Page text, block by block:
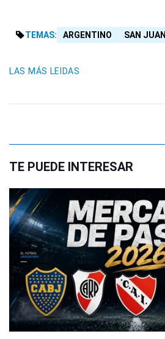
TEMAS: ARGENTINO SAN JUAN
LAS MÁS LEIDAS
TE PUEDE INTERESAR